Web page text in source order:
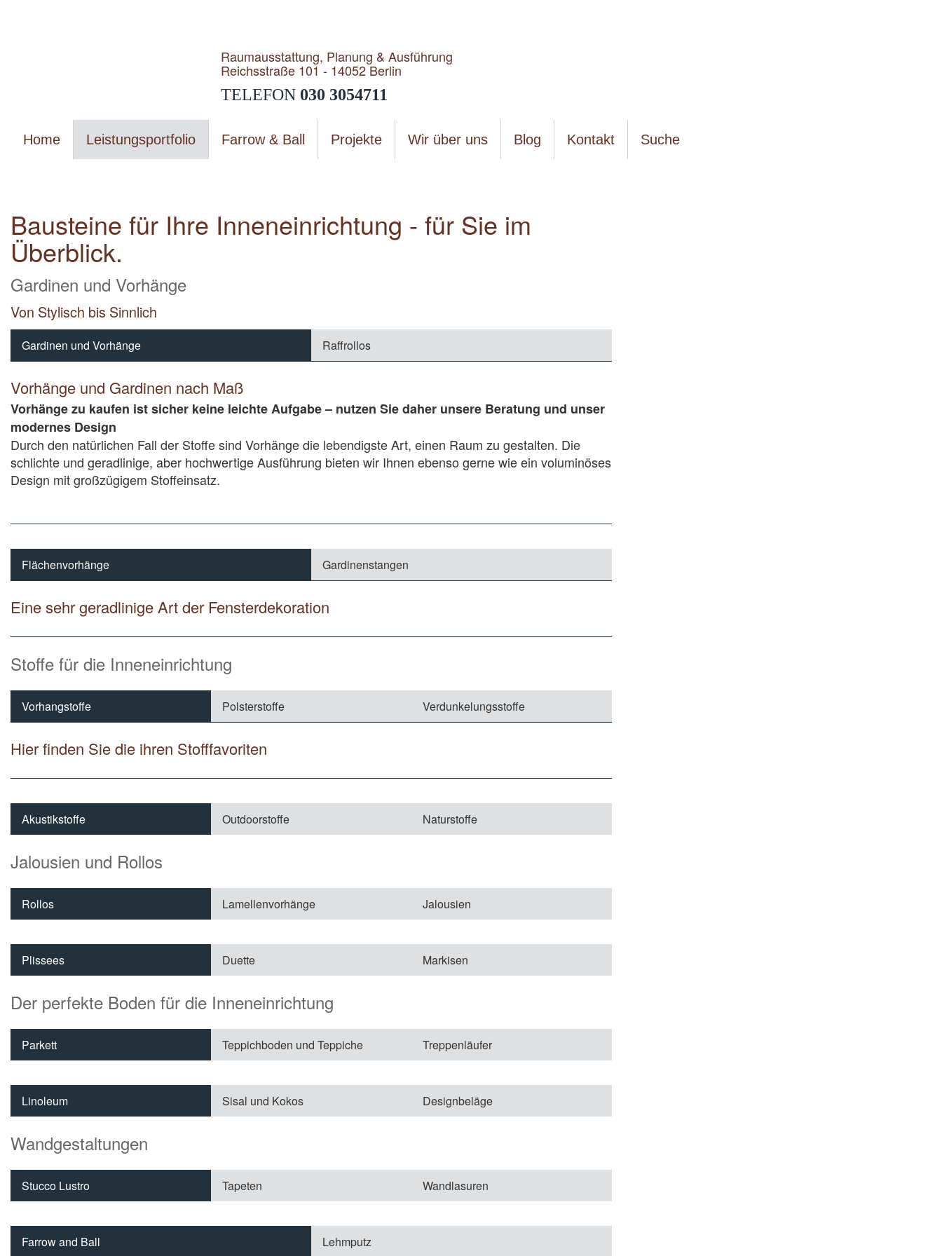
Raumausstattung, Planung & Ausführung
Reichsstraße 101 - 14052 Berlin
TELEFON 030 3054711
Home Leistungsportfolio Farrow & Ball Projekte Wir über uns Blog Kontakt Suche
Bausteine für Ihre Inneneinrichtung - für Sie im
Überblick.
Gardinen und Vorhänge
Von Stylisch bis Sinnlich
Gardinen und Vorhänge Raffrollos
Vorhänge und Gardinen nach Maß
Vorhänge zu kaufen ist sicher keine leichte Aufgabe – nutzen Sie daher unsere Beratung und unser
modernes Design
Durch den natürlichen Fall der Stoffe sind Vorhänge die lebendigste Art, einen Raum zu gestalten. Die
schlichte und geradlinige, aber hochwertige Ausführung bieten wir Ihnen ebenso gerne wie ein voluminöses
Design mit großzügigem Stoffeinsatz.
Flächenvorhänge Gardinenstangen
Eine sehr geradlinige Art der Fensterdekoration
Stoffe für die Inneneinrichtung
Vorhangstoffe Polsterstoffe Verdunkelungsstoffe
Hier finden Sie die ihren Stofffavoriten
Akustikstoffe Outdoorstoffe Naturstoffe
Jalousien und Rollos
Rollos Lamellenvorhänge Jalousien
Plissees Duette Markisen
Der perfekte Boden für die Inneneinrichtung
Parkett Teppichboden und Teppiche Treppenläufer
Linoleum Sisal und Kokos Designbeläge
Wandgestaltungen
Stucco Lustro Tapeten Wandlasuren
Farrow and Ball Lehmputz